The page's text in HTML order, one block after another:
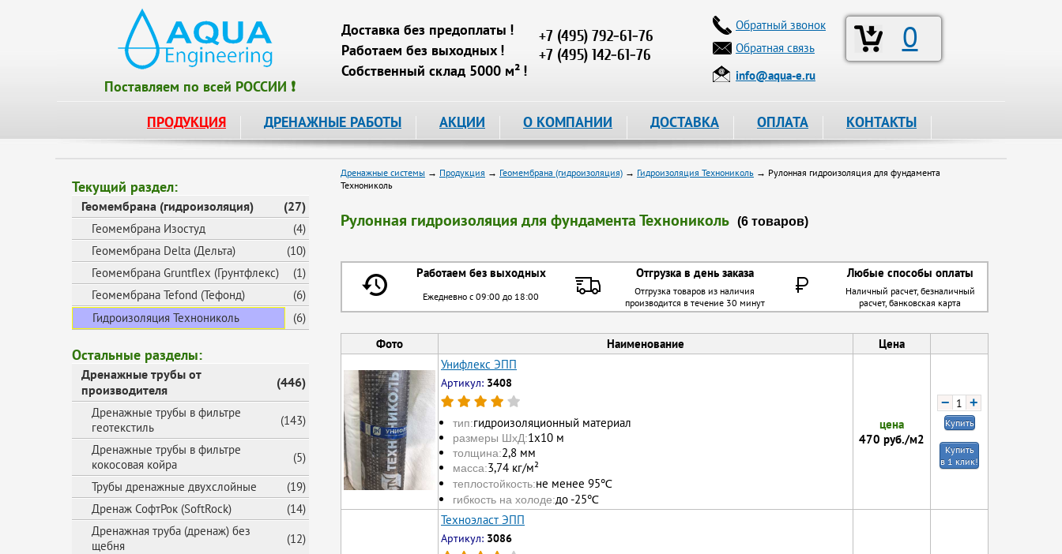
Поставляем по всей РОССИИ ❗
Доставка без предоплаты !
Работаем без выходных !
Собственный склад 5000 м² !
+7 (495) 792-61-76
+7 (495) 142-61-76
0
Обратный звонок
Обратная связь
info@aqua-e.ru
ПРОДУКЦИЯ ДРЕНАЖНЫЕ РАБОТЫ АКЦИИ О КОМПАНИИ ДОСТАВКА ОПЛАТА КОНТАКТЫ
Текущий раздел:
Геомембрана (гидроизоляция) (27)
Геомембрана Изостуд
(4)
Геомембрана Delta (Дельта)
(10)
Геомембрана Gruntflex (Грунтфлекс)
(1)
Геомембрана Tefond (Тефонд)
(6)
Гидроизоляция Технониколь
(6)
Остальные разделы:
Дренажные трубы от
производителя
(446)
Дренажные трубы в фильтре
геотекстиль
(143)
Дренажные трубы в фильтре
кокосовая койра
(5)
Трубы дренажные двухслойные
(19)
Дренаж СофтРок (SoftRock)
(14)
Дренажная труба (дренаж) без
щебня
(12)
Дренажные системы → Продукция → Геомембрана (гидроизоляция) → Гидроизоляция Технониколь → Рулонная гидроизоляция для фундамента
Технониколь
Рулонная гидроизоляция для фундамента Технониколь (6 товаров)
Работаем без выходных Отгрузка в день заказа Любые способы оплаты
Ежедневно с 09:00 до 18:00
Отгрузка товаров из наличия
производится в течение 30 минут
Наличный расчет, безналичный
расчет, банковская карта
Фото Наименование
Цена
Унифлекс ЭПП
Артикул: 3408
тип:гидроизоляционный материал
размеры ШхД:1х10 м
толщина:2,8 мм
масса:3,74 кг/м²
теплостойкость:не менее 95℃
гибкость на холоде:до -25℃
цена
470 руб./м2
− +
Купить
Купить
в 1 клик!
Техноэласт ЭПП
Артикул: 3086